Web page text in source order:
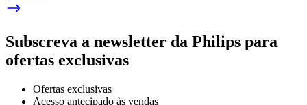
Subscreva a newsletter da Philips para
ofertas exclusivas
Ofertas exclusivas
Acesso antecipado às vendas